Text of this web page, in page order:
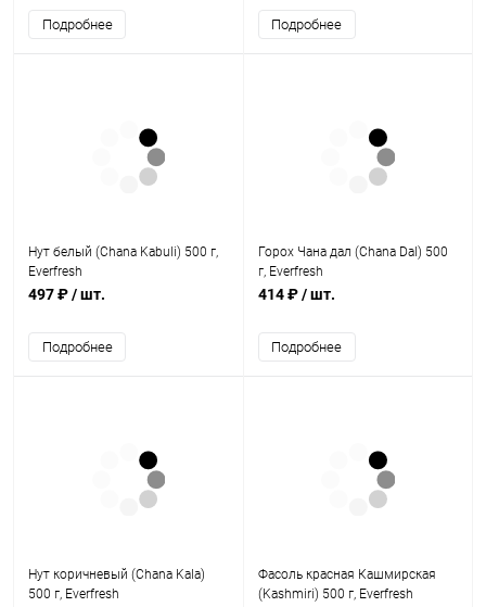
Подробнее Подробнее
Нут белый (Chana Kabuli) 500 г,
Everfresh
497 ₽/ шт.
Подробнее
Горох Чана дал (Chana Dal) 500
г, Everfresh
414 ₽/ шт.
Подробнее
Нут коричневый (Chana Kala)
500 г, Everfresh
Фасоль красная Кашмирская
(Kashmiri) 500 г, Everfresh